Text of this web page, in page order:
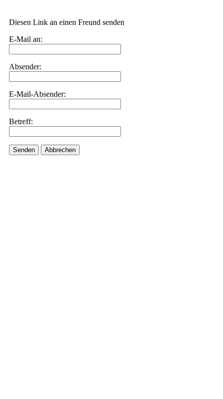
Diesen Link an einen Freund senden
E-Mail an:
Absender:
E-Mail-Absender:
Betreff:
Senden Abbrechen